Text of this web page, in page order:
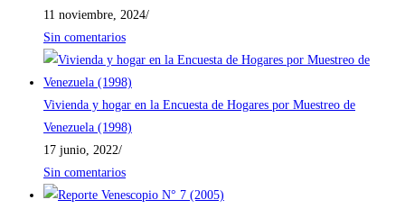
11 noviembre, 2024/
Sin comentarios
Vivienda y hogar en la Encuesta de Hogares por Muestreo de
Venezuela (1998)
17 junio, 2022/
Sin comentarios